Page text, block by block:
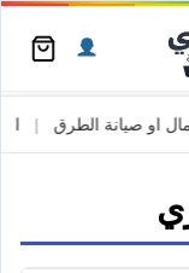
او صيانة الطرق